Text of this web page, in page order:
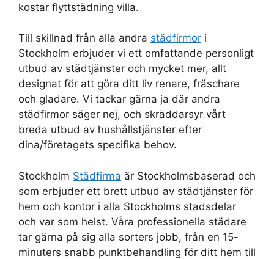
kostar flyttstädning villa.
Till skillnad från alla andra städfirmor i
Stockholm erbjuder vi ett omfattande personligt
utbud av städtjänster och mycket mer, allt
designat för att göra ditt liv renare, fräschare
och gladare. Vi tackar gärna ja där andra
städfirmor säger nej, och skräddarsyr vårt
breda utbud av hushållstjänster efter
dina/företagets specifika behov.
Stockholm Städfirma är Stockholmsbaserad och
som erbjuder ett brett utbud av städtjänster för
hem och kontor i alla Stockholms stadsdelar
och var som helst. Våra professionella städare
tar gärna på sig alla sorters jobb, från en 15-
minuters snabb punktbehandling för ditt hem till